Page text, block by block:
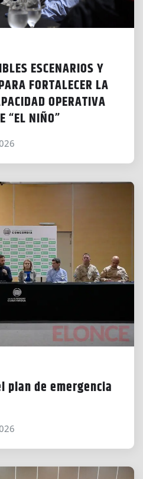
ESCENARIOS Y
FORTALECER LA
OPERATIVA
“EL NIÑO”
plan de emergencia